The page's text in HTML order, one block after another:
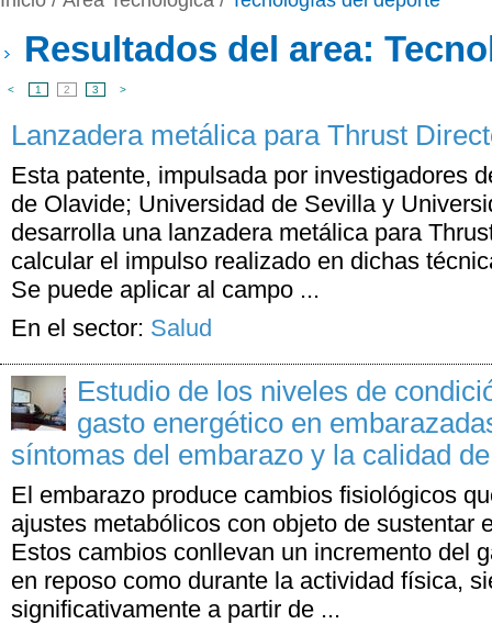
Resultados del area:
< 1 2 3 >
Lanzadera metálica para Thrust
Esta patente, impulsada por investigadores
de Olavide; Universidad de Sevilla y
desarrolla una lanzadera metálica para
calcular el impulso realizado en dichas
Se puede aplicar al campo ...
En el sector: Salud
Estudio de los niveles de
gasto energético en
síntomas del embarazo y la calidad
El embarazo produce cambios fisiológicos
ajustes metabólicos con objeto de sustentar
Estos cambios conllevan un incremento del
en reposo como durante la actividad física,
significativamente a partir de ...